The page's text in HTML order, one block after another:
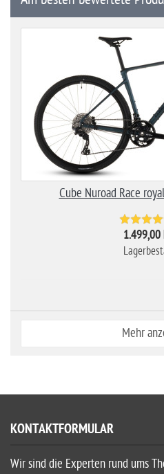
Cube Nuroad Race
1.499,00
Mehr
KONTAKTFORMULAR
Wir sind die Experten rund ums